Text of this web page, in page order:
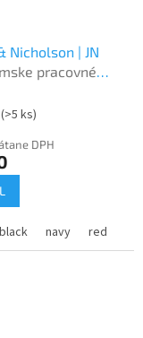
black black/carbon
Nicholson | JN
pracovné
(>5 ks)
DPH
black navy red